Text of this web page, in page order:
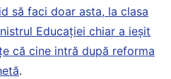
să faci doar asta, la clasa
Educației chiar a ieșit
că cine intră după reforma
.